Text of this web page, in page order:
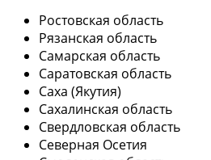
Ростовская область
Рязанская область
Самарская область
Саратовская область
Саха (Якутия)
Сахалинская область
Свердловская область
Северная Осетия